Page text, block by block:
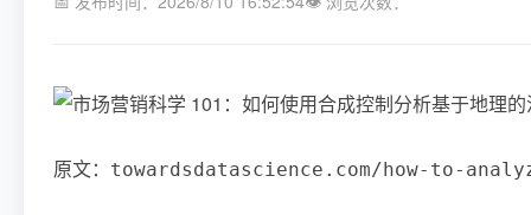
原文： towardsdatascience.com/how-to-